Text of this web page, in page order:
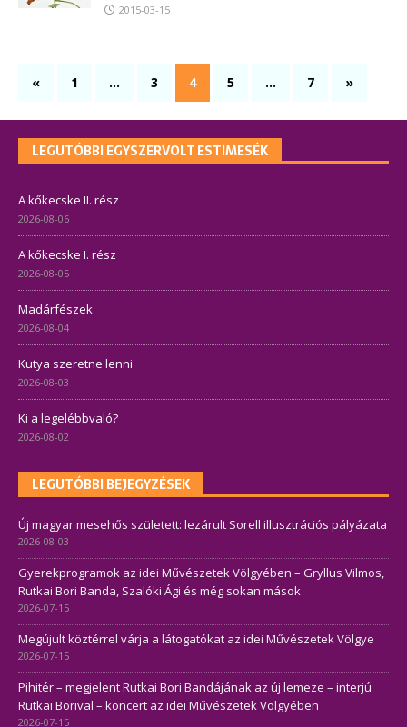
2015-03-15
« 1 … 3 4 5 … 7 »
LEGUTÓBBI EGYSZERVOLT ESTIMESÉK
A kőkecske II. rész
2026-08-06
A kőkecske I. rész
2026-08-05
Madárfészek
2026-08-04
Kutya szeretne lenni
2026-08-03
Ki a legelébbvaló?
2026-08-02
LEGUTÓBBI BEJEGYZÉSEK
Új magyar mesehős született: lezárult Sorell illusztrációs pályázata
2026-08-03
Gyerekprogramok az idei Művészetek Völgyében – Gryllus Vilmos,
Rutkai Bori Banda, Szalóki Ági és még sokan mások
2026-07-15
Megújult köztérrel várja a látogatókat az idei Művészetek Völgye
2026-07-15
Pihitér – megjelent Rutkai Bori Bandájának az új lemeze – interjú
Rutkai Borival – koncert az idei Művészetek Völgyében
2026-07-15